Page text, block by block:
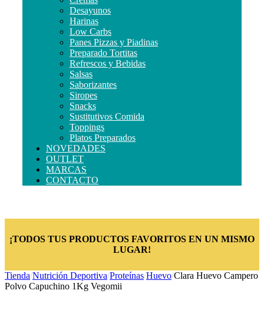
Desayunos
Harinas
Low Carbs
Panes Pizzas y Piadinas
Preparado Tortitas
Refrescos y Bebidas
Salsas
Saborizantes
Siropes
Snacks
Sustitutivos Comida
Toppings
Platos Preparados
NOVEDADES
OUTLET
MARCAS
CONTACTO
¡TODOS TUS PRODUCTOS FAVORITOS EN UN MISMO
LUGAR!
Tienda/Nutrición Deportiva/Proteínas/Huevo/Clara Huevo Campero
Polvo Capuchino 1Kg Vegomii